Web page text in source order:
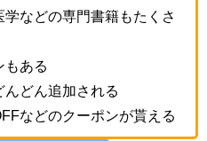
などの専門書籍もたくさ
もある
どん追加される
などのクーポンが貰える